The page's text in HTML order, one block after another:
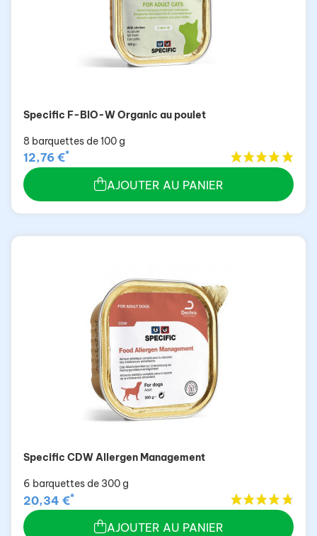
Specific F-BIO-W Organic au poulet
8 barquettes de 100 g
12,76 €*
AJOUTER AU PANIER
Specific CDW Allergen Management
6 barquettes de 300 g
20,34 €*
AJOUTER AU PANIER